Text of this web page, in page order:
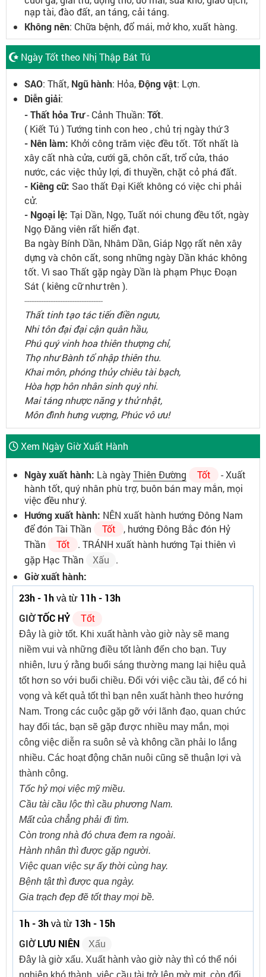
nạp tài, đào đất, an táng, cải táng.
Không nên: Chữa bệnh, đổ mái, mở kho, xuất hàng.
Ngày Tốt theo Nhị Thập Bát Tú
SAO: Thất, Ngũ hành: Hỏa,Động vật: Lợn.
Diễn giải:
- Thất hỏa Trư- Cảnh Thuần: Tốt.
( Kiết Tú ) Tướng tinh con heo , chủ trị ngày thứ 3
- Nên làm: Khởi công trăm việc đều tốt. Tốt nhất là
xây cất nhà cửa, cưới gã, chôn cất, trổ cửa, tháo
nước, các việc thủy lợi, đi thuyền, chặt cỏ phá đất.
- Kiêng cữ: Sao thất Đại Kiết không có việc chi phải
cử.
- Ngoại lệ: Tại Dần, Ngọ, Tuất nói chung đều tốt, ngày
Ngọ Đăng viên rất hiển đạt.
Ba ngày Bính Dần, Nhâm Dần, Giáp Ngọ rất nên xây
dựng và chôn cất, song những ngày Dần khác không
tốt. Vì sao Thất gặp ngày Dần là phạm Phục Đoạn
Sát ( kiêng cữ như trên ).
---------------------------------
Thất tinh tạo tác tiến điền ngưu,
Nhi tôn đại đại cận quân hầu,
Phú quý vinh hoa thiên thượng chỉ,
Thọ như Bành tổ nhập thiên thu.
Khai môn, phóng thủy chiêu tài bạch,
Hòa hợp hôn nhân sinh quý nhi.
Mai táng nhược năng y thử nhật,
Môn đình hưng vượng, Phúc vô ưu!
Xem Ngày Giờ Xuất Hành
Ngày xuất hành: Là ngàyThiên Đường Tốt
- Xuất
hành tốt, quý nhân phù trợ, buôn bán may mắn, mọi
việc đều như ý.
Hướng xuất hành: NÊN xuất hành hướng Đông Nam
để đón Tài Thần
Tốt
, hướng Đông Bắc đón Hỷ
Thần
Tốt
. TRÁNH xuất hành hướng Tại thiên vì
gặp Hạc Thần
Xấu
.
Giờ xuất hành:
23h - 1h và từ 11h - 13h
GIỜTỐC HỶ
Tốt
Đây là giờ tốt. Khi xuất hành vào giờ này sẽ mang
niềm vui và những điều tốt lành đến cho bạn. Tuy
nhiên, lưu ý rằng buổi sáng thường mang lại hiệu quả
tốt hơn so với buổi chiều. Đối với việc cầu tài, để có hi
vọng và kết quả tốt thì bạn nên xuất hành theo hướng
Nam. Trong các cuộc gặp gỡ với lãnh đạo, quan chức
hay đối tác, bạn sẽ gặp được nhiều may mắn, mọi
công việc diễn ra suôn sẻ và không cần phải lo lắng
nhiều. Các hoạt động chăn nuôi cũng sẽ thuận lợi và
thành công.
Tốc hỷ mọi việc mỹ miều.
Cầu tài cầu lộc thì cầu phương Nam.
Mất của chẳng phải đi tìm.
Còn trong nhà đó chưa đem ra ngoài.
Hành nhân thì được gặp người.
Việc quan việc sự ấy thời cùng hay.
Bệnh tật thì được qua ngày.
Gia trạch đẹp đẽ tốt thay mọi bề.
1h - 3h và từ 13h - 15h
GIỜLƯU NIÊN
Xấu
Đây là giờ xấu. Xuất hành vào giờ này thì có thể nói
nghiệp khó thành, việc cầu tài trở lên mờ mịt, còn đối